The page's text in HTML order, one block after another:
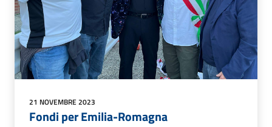
21 NOVEMBRE 2023
Fondi per Emilia-Romagna